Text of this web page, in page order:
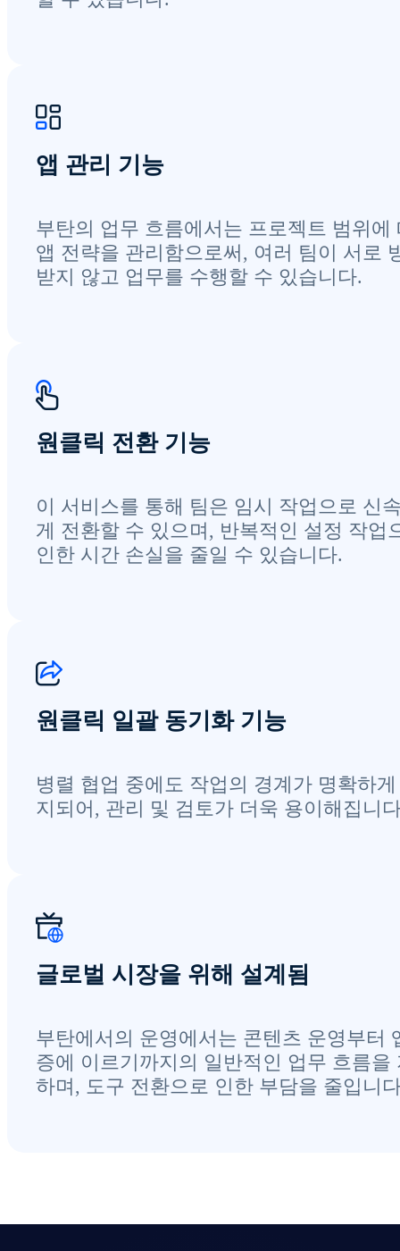
앱 관리 기능
부탄의 업무 흐름에서는 프로젝트 범위에
앱 전략을 관리함으로써, 여러 팀이 서로
받지 않고 업무를 수행할 수 있습니다.
원클릭 전환 기능
이 서비스를 통해 팀은 임시 작업으로 신
게 전환할 수 있으며, 반복적인 설정 작업
인한 시간 손실을 줄일 수 있습니다.
원클릭 일괄 동기화 기능
병렬 협업 중에도 작업의 경계가 명확하
지되어, 관리 및 검토가 더욱 용이해집니
글로벌 시장을 위해 설계됨
부탄에서의 운영에서는 콘텐츠 운영부터
증에 이르기까지의 일반적인 업무 흐름을
하며, 도구 전환으로 인한 부담을 줄입니